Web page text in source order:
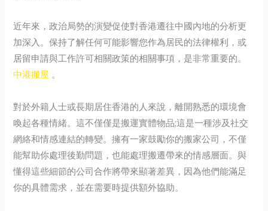
近年來，政治局勢的演變促使對香港遷往中國內地的分析更
加深入。保持了解任何可能影響您作為居民的法律權利，或
居留申請與工作許可相關政策的相關事項，是非常重要的。
中港搬屋 。
對於外籍人士或長期居住香港的人來說，離開熟悉的環境會
喚起各種情緒。這不僅僅是搬運實體物品;這是一種涉及社交
網絡和情感連結的轉變。擁有一家鼓勵你的搬家公司，不僅
能幫助你處理後勤問題，也能處理搬遷帶來的情感層面。與
懂得這些細節的公司合作將帶來顯著差異，因為他們能滿足
你的具體需求，並在需要時提供額外協助。